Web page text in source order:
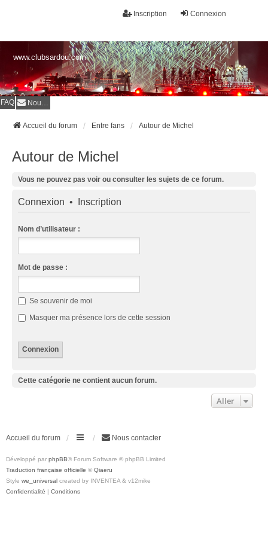
Connexion
Inscription
www.clubsardou.com
FAQ Nous contacter
Accueil du forum Entre fans Autour de Michel
Autour de Michel
Vous ne pouvez pas voir ou consulter les sujets de ce forum.
Connexion • Inscription
Nom d’utilisateur :
Mot de passe :
Se souvenir de moi
Masquer ma présence lors de cette session
Cette catégorie ne contient aucun forum.
Aller
Accueil du forum Nous contacter
Développé par phpBB® Forum Software © phpBB Limited
Traduction française officielle © Qiaeru
Style we_universal created by INVENTEA & v12mike
Confidentialité | Conditions